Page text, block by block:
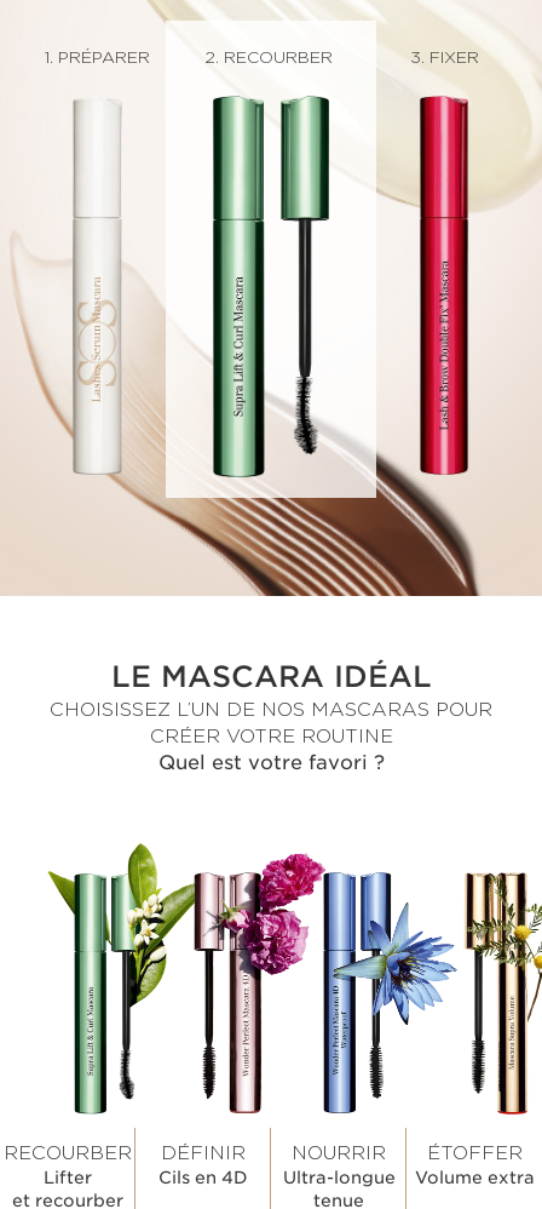
1. PRÉPARER 2. RECOURBER 2. DÉFINIR
3. FIXER
LE MASCARA IDÉAL
CHOISISSEZ L’UN DE NOS MASCARAS POUR
CRÉER VOTRE ROUTINE
Quel est votre favori ?
RECOURBER
Lifter
et recourber
DÉFINIR
Cils en 4D
NOURRIR
Ultra-longue
tenue
ÉTOFFER
Volume extra